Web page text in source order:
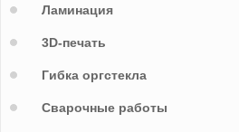
Ламинация
3D-печать
Гибка оргстекла
Сварочные работы